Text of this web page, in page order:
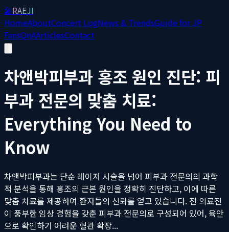
🎤RAEJI
HomeAboutConcert LogNews & TrendsGuide for JP
FansQnAArticlesContact
차앤박피부과 홍조 원인 진단: 피
부과 전문의 맞춤 치료:
Everything You Need to
Know
차앤박피부과는 단순 레이저 시술을 넘어 피부과 전문의의 과학
적 분석을 통해 홍조의 근본 원인을 정확히 진단하고, 이에 따른
맞춤 치료를 제공하여 환자들의 신뢰를 얻고 있습니다. 전 의료진
이 풍부한 임상 경험을 갖춘 피부과 전문의로 구성되어 있어, 육안
으로 확인하기 어려운 혈관 확장...